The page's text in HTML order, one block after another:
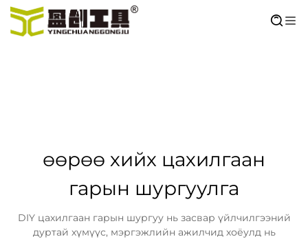
өөрөө хийх цахилгаан
гарын шургуулга
DIY цахилгаан гарын шургуу нь засвар үйлчилгээний
дуртай хүмүүс, мэргэжлийн ажилчид хоёулд нь